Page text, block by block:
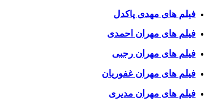
فیلم های مهدی پاکدل
فیلم های مهران احمدی
فیلم های مهران رجبی
فیلم های مهران غفوریان
فیلم های مهران مدیری